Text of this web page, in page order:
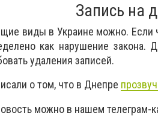
Запись на
виды в Украине можно. Если
как нарушение закона.
удаления записей.
о том, что в Днепре
можно в нашем телеграм-